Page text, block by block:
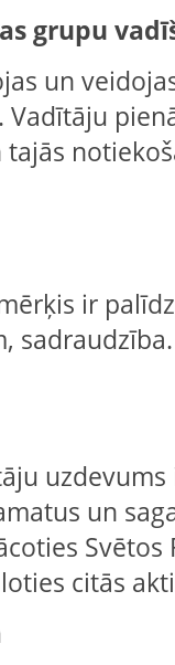
grupu
un
Vadītāju
ir
sadraudzība.
un
Svētos
citās